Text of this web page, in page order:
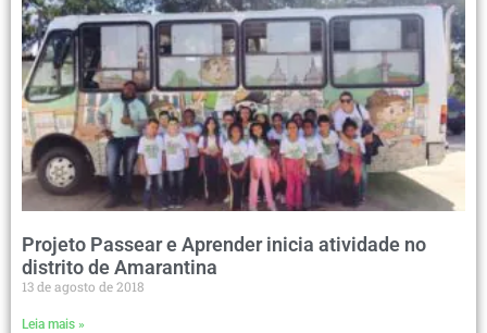
Projeto Passear e Aprender inicia atividade no
distrito de Amarantina
13 de agosto de 2018
Leia mais »